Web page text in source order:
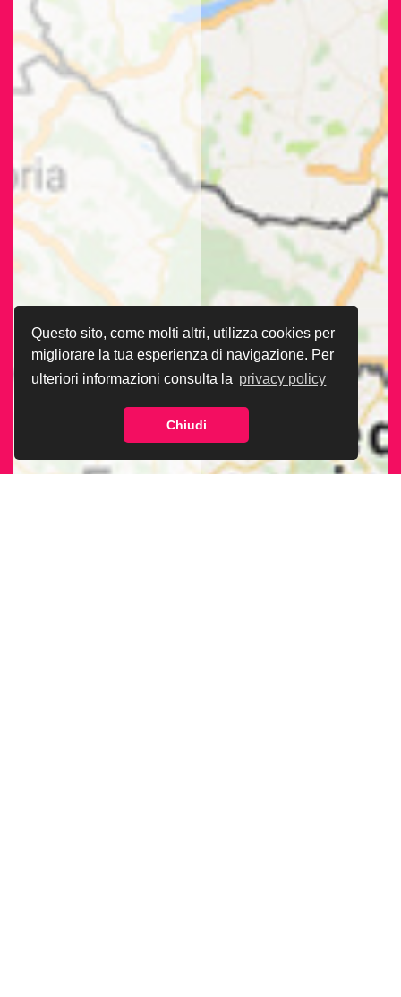
Questo sito, come molti altri, utilizza cookies per
migliorare la tua esperienza di navigazione. Per
ulteriori informazioni consulta la privacy policy
Chiudi